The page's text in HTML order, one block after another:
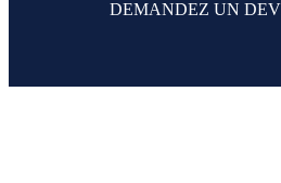
DEMANDEZ UN